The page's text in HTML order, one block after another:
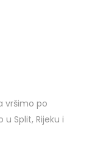
vršimo po
u Split, Rijeku i